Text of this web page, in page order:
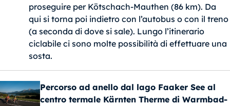
proseguire per Kötschach-Mauthen (86 km). Da
qui si torna poi indietro con l’autobus o con il treno
(a seconda di dove si sale). Lungo l’itinerario
ciclabile ci sono molte possibilità di effettuare una
sosta.
Percorso ad anello dal lago Faaker See al
centro termale Kärnten Therme di Warmbad-